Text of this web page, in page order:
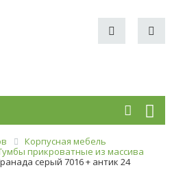
Корпусная мебель
прикроватные из массива
серый 7016 + антик 24